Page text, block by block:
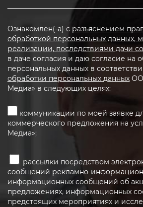
Ознакомлен(-а) с разъяснением
обработкой персональных данных,
реализации, последствиями дачи
в даче согласия и даю согласие на
персональных данных в
обработки персональных данных
Медиа» в следующих целях:
коммуникации по моей заявке
коммерческого предложения на
Медиа»;
рассылки посредством
сообщений рекламно-
информационных сообщений об
предложениях, информационных
предстоящих мероприятиях и